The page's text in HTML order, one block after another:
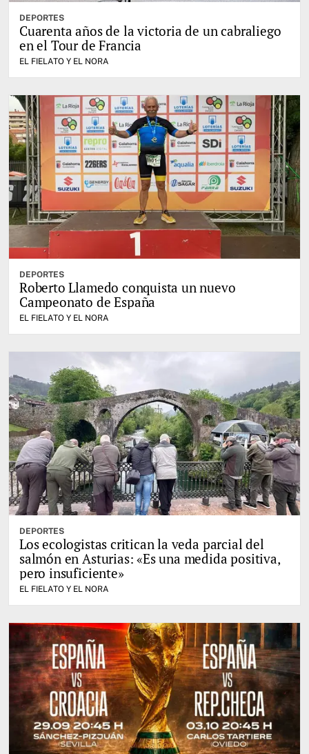
DEPORTES
Cuarenta años de la victoria de un cabraliego
en el Tour de Francia
EL FIELATO Y EL NORA
DEPORTES
Roberto Llamedo conquista un nuevo
Campeonato de España
EL FIELATO Y EL NORA
DEPORTES
Los ecologistas critican la veda parcial del
salmón en Asturias: «Es una medida positiva,
pero insuficiente»
EL FIELATO Y EL NORA